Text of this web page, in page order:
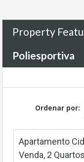
Property
Poliesportiva
Ordenar por:
Apartamento
Venda, 2